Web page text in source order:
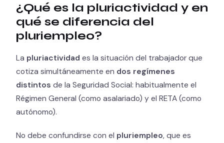
¿Qué es la pluriactividad y en
qué se diferencia del
pluriempleo?
La pluriactividad es la situación del trabajador que
cotiza simultáneamente en dos regímenes
distintos de la Seguridad Social: habitualmente el
Régimen General (como asalariado) y el RETA (como
autónomo).
No debe confundirse con el pluriempleo, que es